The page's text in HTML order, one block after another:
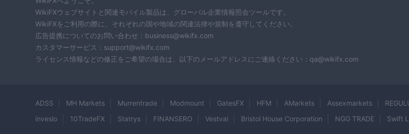
ムにアクセスしてダウンロードできます。
トレーダーはアカウントにコミットする前に、注意
以下の取引プラットフォームの比較表をご覧ください
OctaPrimeは、トレーダーが金融市場を効果的にナ
彼らが提供するものには以下が含まれます：
取引
WikiFXウェブサイトと関連モバイル製品は、グローバル企業情報照会ツールです。
WikiFXをご利用の際に、それぞれの国や地域の関連法律や規制を遵守してください。
広告提携についてのお問い合わせ：business@wikifx.com
カスタマーサービス：support@wikifx.com
ライセンス情報などの修正をご希望の場合は、以下のメールアドレスにご連絡ください：qa@wikifx.com
ADSS MH Markets Murrentrade Modmount GatesFX HFM AMarkets Assexmarkets
inveslo
10TradeFX Statrys FINANSERO Vestvai Bristol House Corporation NGG TRADE Swift